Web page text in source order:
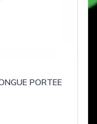
PORTEE